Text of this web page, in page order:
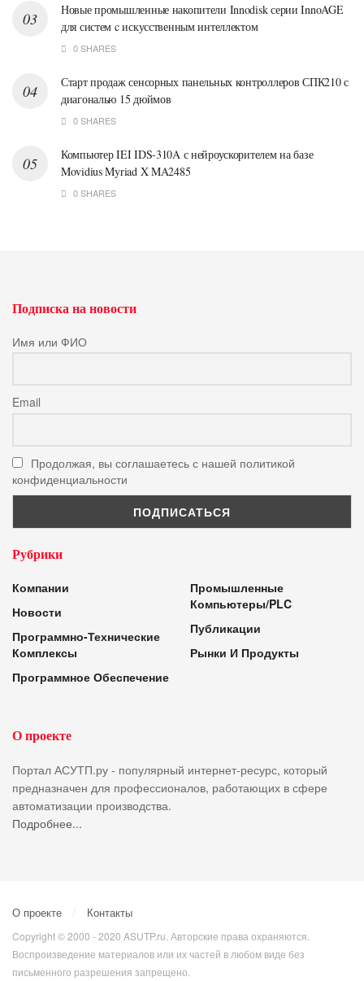
Новые промышленные накопители Innodisk серии InnoAGE
для систем c искусственным интеллектом
0 SHARES
Старт продаж сенсорных панельных контроллеров СПК210 с
диагональю 15 дюймов
0 SHARES
Компьютер IEI IDS-310A с нейроускорителем на базе
Movidius Myriad X MA2485
0 SHARES
Подписка на новости
Имя или ФИО
Email
Продолжая, вы соглашаетесь с нашей политикой
конфиденциальности
Рубрики
Компании
Новости
Программно-Технические
Комплексы
Программное Обеспечение
Промышленные
Компьютеры/PLC
Публикации
Рынки И Продукты
О проекте
Портал АСУТП.ру - популярный интернет-ресурс, который
предназначен для профессионалов, работающих в сфере
автоматизации производства.
Подробнее...
О проекте Контакты
Copyright © 2000 - 2020 ASUTP.ru. Авторские права охраняются.
Воспроизведение материалов или их частей в любом виде без
письменного разрешения запрещено.